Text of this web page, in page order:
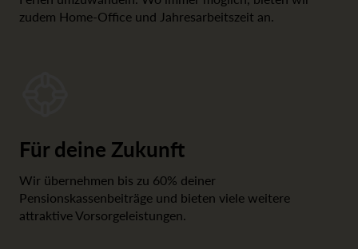
zudem Home-Office und Jahresarbeitszeit an.
Für deine Zukunft
Wir übernehmen bis zu 60% deiner
Pensionskassenbeiträge und bieten viele weitere
attraktive Vorsorgeleistungen.